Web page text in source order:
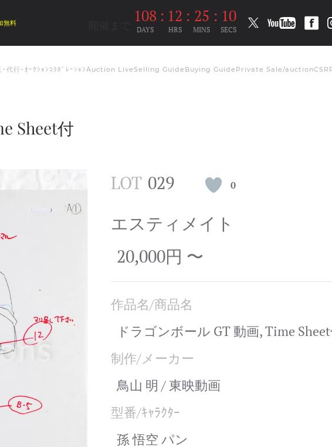
無料 108
DAYS
: 12
HRS
: 25
MINS
: 10
SECS
代行･ｵｰｸｼｮﾝｺﾗﾎﾞﾚｰｼｮﾝAuction LiveSelling Guide Buying Guide Private Sale/auctionCSR
Sheet付
LOT 029 0
エスティメイト
20,000円 〜
作品名/商品名
ドラゴンボール GT 動画, Time
制作/メーカー
鳥山 明 / 東映動画
型番/ｷｬﾗｸﾀｰ
孫 悟空 パン